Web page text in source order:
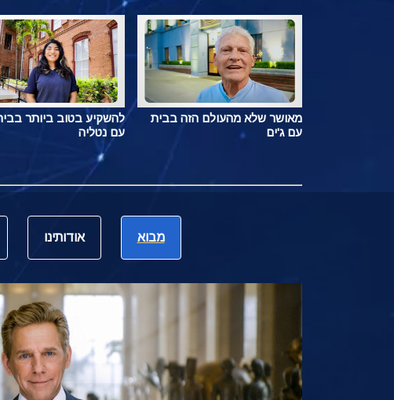
מאושר שלא מהעולם הזה בבית
עם ג'ים
להשקיע בטוב ביותר
עם נטליה
מבוא אודותינו